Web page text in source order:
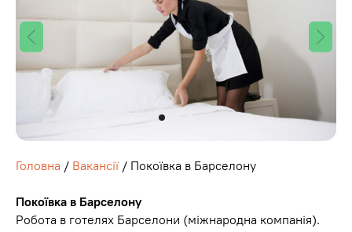
Головна / Вакансії/ Покоївка в Барселону
Покоївка в Барселону
Робота в готелях Барселони (міжнародна компанія).